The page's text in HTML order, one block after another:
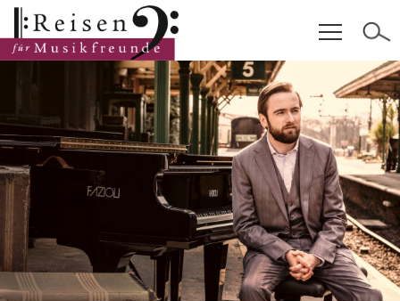
Hauptinhalt Fußzeile Cookie-Einstellungen